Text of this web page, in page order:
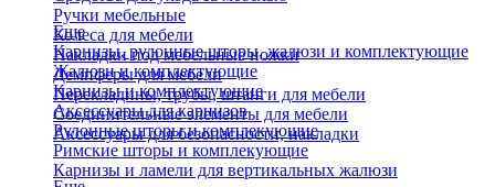
Ручки мебельные
Колеса для мебели
Накладки под мебельные ножки
Демпферы для мебели
Перекладины, трубы, штанги для мебели
Соединительные элементы для мебели
Аксессуары для безопасности, накладки
Еще
Карнизы, рулонные шторы, жалюзи и комплектующие
Жалюзи и комплектующие
Карнизы и комплектующие
Аксессуары для карнизов
Рулонные шторы и комплекующие
Римские шторы и комплекующие
Карнизы и ламели для вертикальных жалюзи